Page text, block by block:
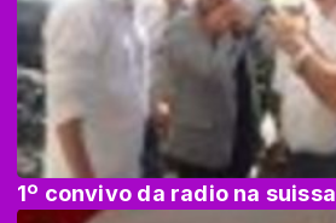
1º convivo da radio na suissa